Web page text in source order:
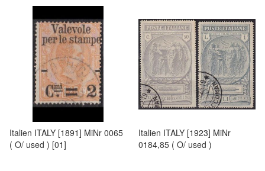
Italien ITALY [1891] MiNr 0065
( O/ used ) [01]
Italien ITALY [1923] MiNr
0184,85 ( O/ used )